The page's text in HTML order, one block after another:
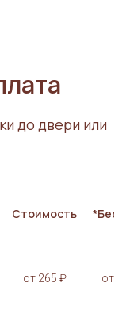
до двери или
Стоимость
от 265 ₽ от